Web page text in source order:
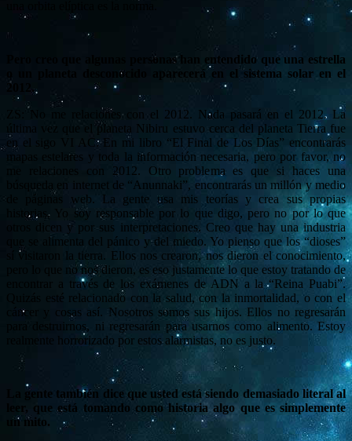
Pero creo que algunas personas han entendido que una estrella
o un planeta desconocido aparecerá en el sistema solar en el
2012.
ZS: No me relaciones con el 2012. Nada pasará en el 2012. La
última vez que el planeta Nibiru estuvo cerca del planeta Tierra fue
en el sigo VI AC. En mi libro “El Final de Los Días” encontrarás
mapas estelares y toda la información necesaria, pero por favor, no
me relaciones con 2012. Otro problema es que si haces una
búsqueda en internet de “Anunnaki”, encontrarás un millón y medio
de páginas web. La gente usa mis teorías y crea sus propias
historias. Yo soy responsable por lo que digo, pero no por lo que
otros dicen y por sus interpretaciones. Creo que hay una industria
que se alimenta del pánico y del miedo. Yo pienso que los “dioses”
sí visitaron la tierra. Ellos nos crearon, nos dieron el conocimiento,
pero lo que no nos dieron, es eso justamente lo que estoy tratando de
encontrar a través de los exámenes de ADN a la “Reina Puabi”.
Quizás esté relacionado con la salud, con la inmortalidad, o con el
cáncer y cosas así. Nosotros somos sus hijos. Ellos no regresarán
para destruirnos, ni regresarán para usarnos como alimento. Estoy
realmente horrorizado por estos alarmistas, no es justo.
La gente también dice que usted está siendo demasiado literal al
leer, que está tomando como historia algo que es simplemente
un mito.